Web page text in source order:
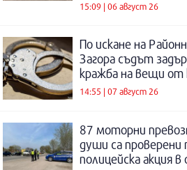
15:09 | 06 август 26
По искане на
Загора съдът
кражба на вещи
14:55 | 07 август 26
87 моторни
души са проверени
полицейска акция